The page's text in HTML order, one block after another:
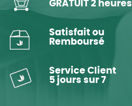
GRATUIT 2 heures
Satisfait ou
Remboursé
Service Client
5 jours sur 7